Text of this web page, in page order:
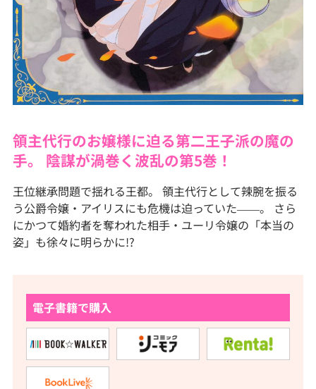
領主代行のお嬢様に迫る第二王子派の魔の
手。 陰謀が渦巻く波乱の第5巻！
王位継承問題で揺れる王都。 領主代行として辣腕を振る
う公爵令嬢・アイリスにも危機は迫っていた――。 さら
にかつて婚約者を奪われた相手・ユーリ令嬢の「本当の
姿」も徐々に明らかに!?
電子書籍で購入